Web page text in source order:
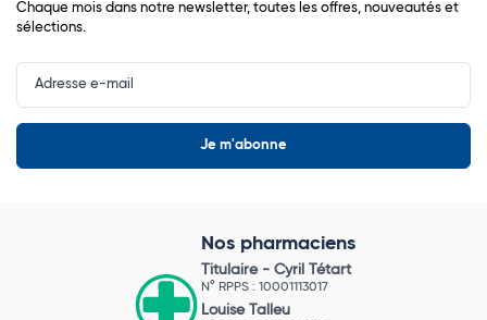
Chaque mois dans notre newsletter, toutes les offres, nouveautés et
sélections.
Input
Newsletter
Nos pharmaciens
Titulaire - Cyril Tétart
N° RPPS : 10001113017
Louise Talleu